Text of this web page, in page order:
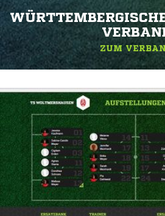
ERBAND
ZUM